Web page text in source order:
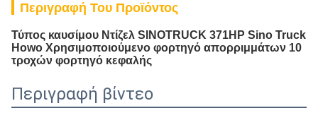
Περιγραφή Του Προϊόντος
Τύπος καυσίμου Ντίζελ SINOTRUCK 371HP Sino Truck
Howo Χρησιμοποιούμενο φορτηγό απορριμμάτων 10
τροχών φορτηγό κεφαλής
Περιγραφή βίντεο